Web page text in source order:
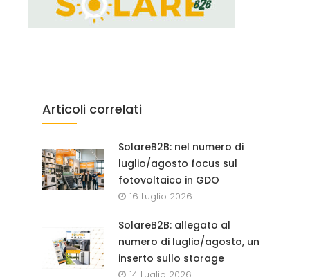
Articoli correlati
SolareB2B: nel numero di
luglio/agosto focus sul
fotovoltaico in GDO
16 Luglio 2026
SolareB2B: allegato al
numero di luglio/agosto, un
inserto sullo storage